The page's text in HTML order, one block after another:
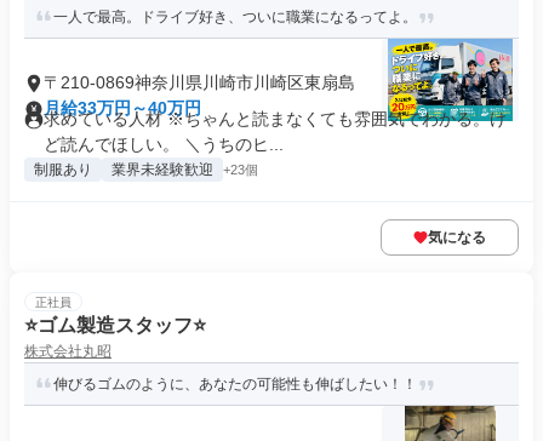
一人で最高。ドライブ好き、ついに職業になるってよ。
〒210-0869神奈川県川崎市川崎区東扇島
月給33万円～40万円
求めている人材 ※ちゃんと読まなくても雰囲気でわかる。け
ど読んでほしい。 ＼うちのヒ...
制服あり 業界未経験歓迎 +23個
気になる
正社員
⭐ゴム製造スタッフ⭐
株式会社丸昭
伸びるゴムのように、あなたの可能性も伸ばしたい！！